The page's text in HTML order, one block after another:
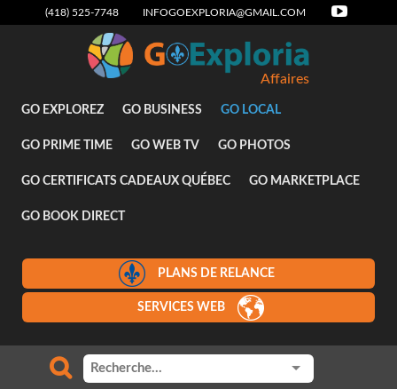
(418) 525-7748 INFOGOEXPLORIA@GMAIL.COM
Affaires
GO EXPLOREZ GO BUSINESS GO LOCAL
GO PRIME TIME GO WEB TV GO PHOTOS
GO CERTIFICATS CADEAUX QUÉBEC GO MARKETPLACE
GO BOOK DIRECT
PLANS DE RELANCE
SERVICES WEB